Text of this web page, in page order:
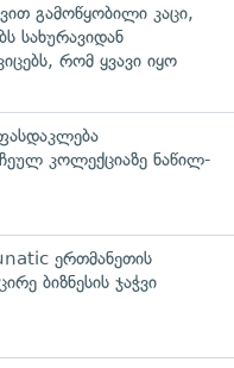
გამოწყობილი კაცი,
სახურავიდან
რომ ყვავი იყო
კოლექციაზე ნაწილ-
ერთმანეთის
ბიზნესის ჯაჭვი